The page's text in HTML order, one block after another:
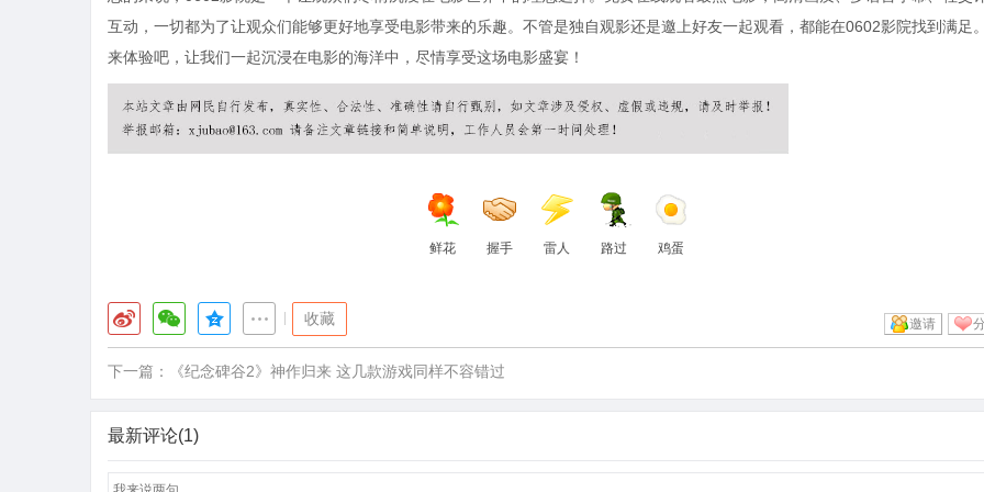
互动，一切都为了让观众们能够更好地享受电影带来的乐趣。不管是独自观影还是邀上好友一起观看，都能在0602影院找到满足
来体验吧，让我们一起沉浸在电影的海洋中，尽情享受这场电影盛宴！
鲜花 握手 雷人 路过 鸡蛋
收藏 邀请
下一篇： 《纪念碑谷2》神作归来 这几款游戏同样不容错过
最新评论(1)